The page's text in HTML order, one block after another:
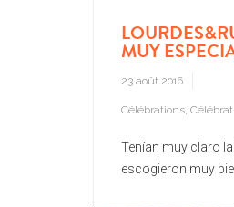
MUY
23 août 2016
Célébrations,
Tenían muy claro
escogieron muy